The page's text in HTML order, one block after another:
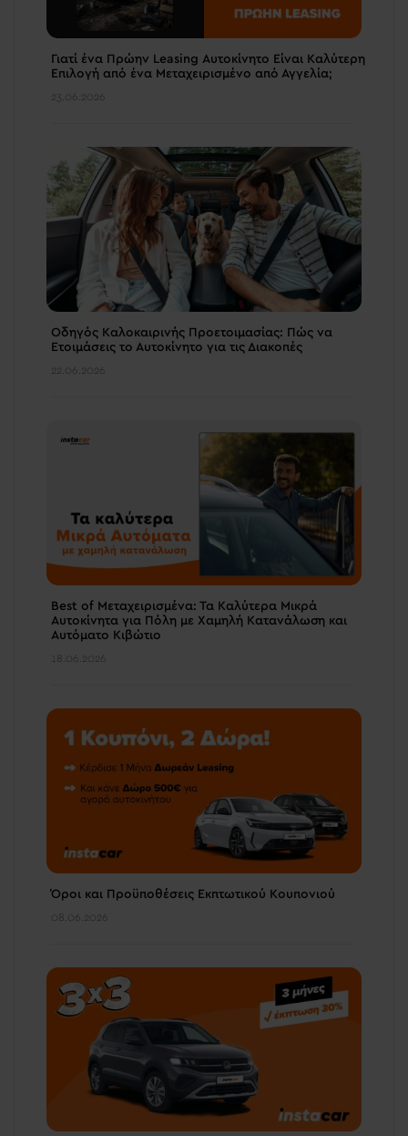
Γιατί ένα Πρώην Leasing Αυτοκίνητο Είναι Καλύτερη
Επιλογή από ένα Μεταχειρισμένο από Αγγελία;
23.06.2026
Οδηγός Καλοκαιρινής Προετοιμασίας: Πώς να
Ετοιμάσεις το Αυτοκίνητο για τις Διακοπές
22.06.2026
Best of Μεταχειρισμένα: Τα Καλύτερα Μικρά
Αυτοκίνητα για Πόλη με Χαμηλή Κατανάλωση και
Αυτόματο Κιβώτιο
18.06.2026
Όροι και Προϋποθέσεις Εκπτωτικού Κουπονιού
08.06.2026